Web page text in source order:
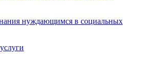
нуждающимся в социальных